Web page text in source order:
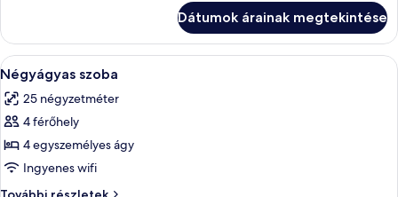
Dátumok árainak megtekintése
A
következő
szoba
összes
képének
megtekintése:
Négyágyas
Egy szállodai szoba két ággyal, egy
4
Négyágyas szoba
25 négyzetméter
4 férőhely
4 egyszemélyes ágy
Ingyenes wifi
Négyágyas